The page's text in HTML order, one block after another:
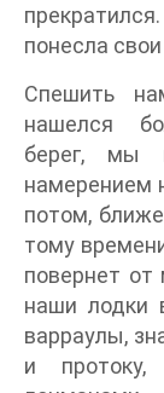
понесла
Спешить
нашелся
берег, мы
намерением
потом,
тому
повернет от
наши лодки
варраулы,
и